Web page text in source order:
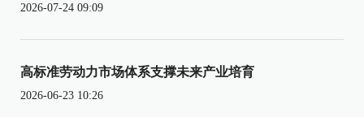
2026-07-24 09:09
高标准劳动力市场体系支撑未来产业培育
2026-06-23 10:26